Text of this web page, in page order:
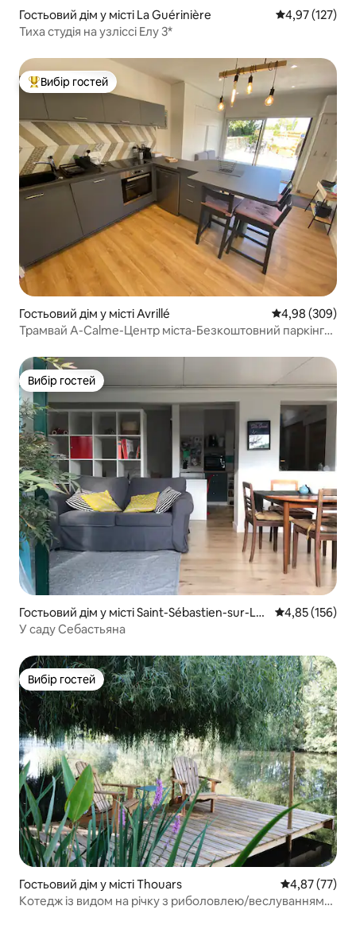
Гостьовий дім у місті La Guérinière Середня
4,97 (127)
Тиха студія на узліссі Елу 3*
Топ вибір гостей
Вибір гостей
Гостьовий дім у місті Avrillé Середня
4,98 (309)
Трамвай A-Calme-Центр міста-Безкоштовний паркінг-
Вибір гостей
Вибір гостей
Гостьовий дім у місті Saint-Sébastien-sur-Loi
re
Середня
4,85 (156)
У саду Себастьяна
Вибір гостей
Вибір гостей
Гостьовий дім у місті Thouars Середня
4,87 (77)
Котедж із видом на річку з риболовлею/веслуванням